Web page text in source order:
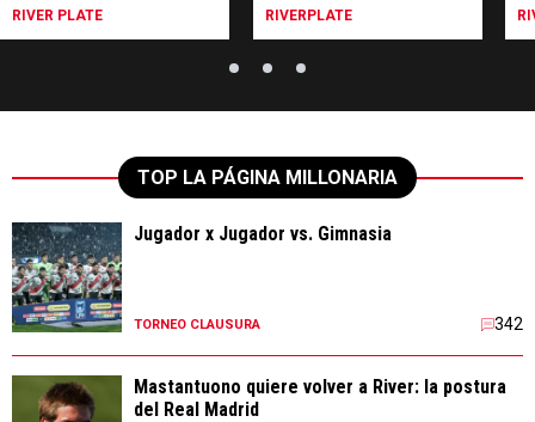
RIVER PLATE RIVERPLATE
TOP LA PÁGINA MILLONARIA
Jugador x Jugador vs. Gimnasia
TORNEO CLAUSURA 342
Mastantuono quiere volver a River: la postura
del Real Madrid